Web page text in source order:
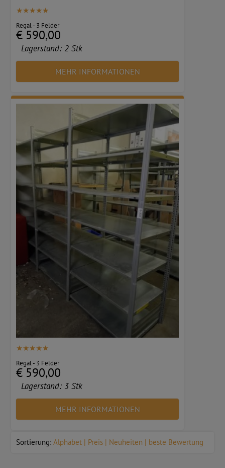
Regal - 3 Felder
€ 590,00
Lagerstand: 2 Stk
MEHR INFORMATIONEN
Regal - 3 Felder
€ 590,00
Lagerstand: 3 Stk
MEHR INFORMATIONEN
Sortierung: Alphabet Preis Neuheiten beste Bewertung